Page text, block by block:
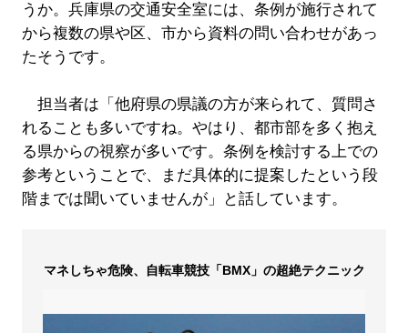
うか。兵庫県の交通安全室には、条例が施行されて
から複数の県や区、市から資料の問い合わせがあっ
たそうです。
担当者は「他府県の県議の方が来られて、質問さ
れることも多いですね。やはり、都市部を多く抱え
る県からの視察が多いです。条例を検討する上での
参考ということで、まだ具体的に提案したという段
階までは聞いていませんが」と話しています。
マネしちゃ危険、自転車競技「BMX」の超絶テクニック